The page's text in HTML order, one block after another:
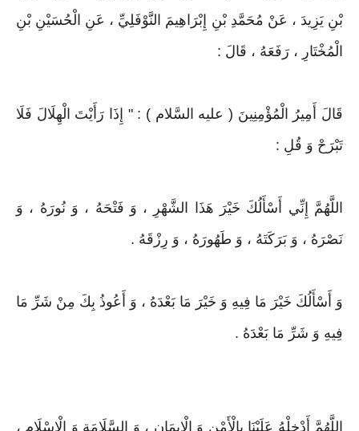
بْنِ يَزِيدَ ، عَنْ مُحَمَّدِ بْنِ إِبْرَاهِيمَ النَّوْفَلِيِّ ، عَنِ الْحُسَيْنِ بْنِ
الْمُخْتَارِ ، رَفَعَهُ ، قَالَ :
قَالَ أَمِيرُ الْمُؤْمِنِينَ ( عليه السَّلام ) : " إِذَا رَأَيْتَ الْهِلَالَ فَلَا
تَبْرَحْ وَ قُلِ :
اللَّهُمَّ إِنِّي أَسْأَلُكَ خَيْرَ هَذَا الشَّهْرِ ، وَ فَتْحَهُ ، وَ نُورَهُ ، وَ
نَصْرَهُ ، وَ بَرَكَتَهُ ، وَ طَهُورَهُ ، وَ رِزْقَهُ .
وَ أَسْأَلُكَ خَيْرَ مَا فِيهِ وَ خَيْرَ مَا بَعْدَهُ ، وَ أَعُوذُ بِكَ مِنْ شَرِّ مَا
فِيهِ وَ شَرِّ مَا بَعْدَهُ .
اللَّهُمَّ أَدْخِلْهُ عَلَيْنَا بِالْأَمْنِ وَ الْإِيمَانِ ، وَ السَّلَامَةِ وَ الْإِسْلَامِ ،